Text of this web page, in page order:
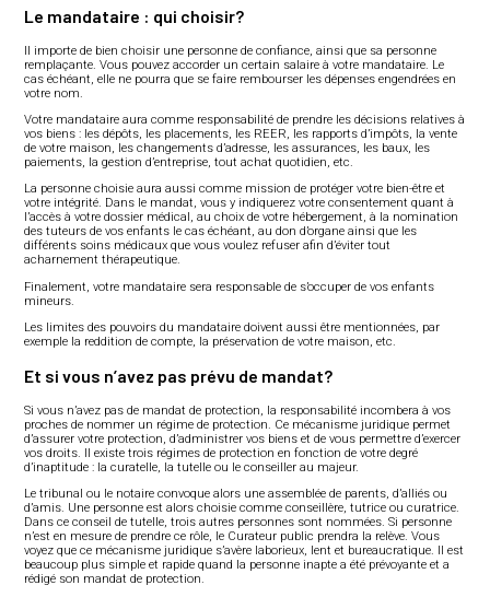
Le mandataire : qui choisir?
Il importe de bien choisir une personne de confiance, ainsi que sa personne
remplaçante. Vous pouvez accorder un certain salaire à votre mandataire. Le
cas échéant, elle ne pourra que se faire rembourser les dépenses engendrées en
votre nom.
Votre mandataire aura comme responsabilité de prendre les décisions relatives à
vos biens : les dépôts, les placements, les REER, les rapports d’impôts, la vente
de votre maison, les changements d’adresse, les assurances, les baux, les
paiements, la gestion d’entreprise, tout achat quotidien, etc.
La personne choisie aura aussi comme mission de protéger votre bien-être et
votre intégrité. Dans le mandat, vous y indiquerez votre consentement quant à
l’accès à votre dossier médical, au choix de votre hébergement, à la nomination
des tuteurs de vos enfants le cas échéant, au don d’organe ainsi que les
différents soins médicaux que vous voulez refuser afin d’éviter tout
acharnement thérapeutique.
Finalement, votre mandataire sera responsable de s’occuper de vos enfants
mineurs.
Les limites des pouvoirs du mandataire doivent aussi être mentionnées, par
exemple la reddition de compte, la préservation de votre maison, etc.
Et si vous n’avez pas prévu de mandat?
Si vous n’avez pas de mandat de protection, la responsabilité incombera à vos
proches de nommer un régime de protection. Ce mécanisme juridique permet
d’assurer votre protection, d’administrer vos biens et de vous permettre d’exercer
vos droits. Il existe trois régimes de protection en fonction de votre degré
d’inaptitude : la curatelle, la tutelle ou le conseiller au majeur.
Le tribunal ou le notaire convoque alors une assemblée de parents, d’alliés ou
d’amis. Une personne est alors choisie comme conseillère, tutrice ou curatrice.
Dans ce conseil de tutelle, trois autres personnes sont nommées. Si personne
n’est en mesure de prendre ce rôle, le Curateur public prendra la relève. Vous
voyez que ce mécanisme juridique s’avère laborieux, lent et bureaucratique. Il est
beaucoup plus simple et rapide quand la personne inapte a été prévoyante et a
rédigé son mandat de protection.